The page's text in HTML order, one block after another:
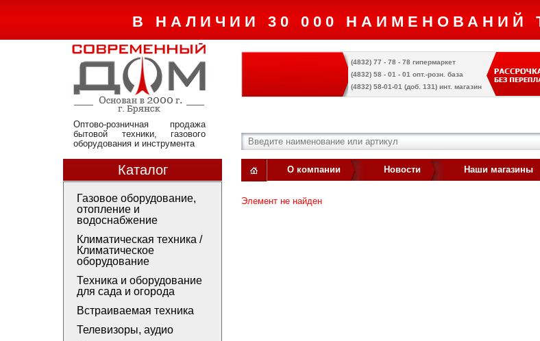
В НАЛИЧИИ 30 000 НАИМЕНОВАНИЙ
Оптово-розничная продажа
бытовой техники, газового
оборудования и инструмента
(4832) 77 - 78 - 78 гипермаркет
(4832) 58 - 01 - 01 опт.-розн. база
(4832) 58-01-01 (доб. 131) инт. магазин
Каталог
Газовое оборудование,
отопление и
водоснабжение
Климатическая техника /
Климатическое
оборудование
Техника и оборудование
для сада и огорода
Встраиваемая техника
Телевизоры, аудио
О компании Новости Наши магазины
Элемент не найден